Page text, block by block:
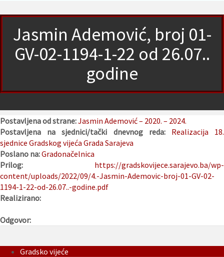
Jasmin Ademović, broj 01-
GV-02-1194-1-22 od 26.07..
godine
Postavljena od strane:Jasmin Ademović – 2020. – 2024.
Postavljena na sjednici/tački dnevnog reda: Realizacija 18.
sjednice Gradskog vijeća Grada Sarajeva
Poslano na:Gradonačelnica
Prilog: https://gradskovijece.sarajevo.ba/wp-
content/uploads/2022/09/4.-Jasmin-Ademovic-broj-01-GV-02-
1194-1-22-od-26.07..-godine.pdf
Realizirano:
Odgovor:
Gradsko vijeće